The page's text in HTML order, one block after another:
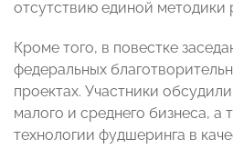
отсутствию единой методики
Кроме того, в повестке
федеральных
проектах. Участники
малого и среднего бизнеса, а
технологии фудшеринга в